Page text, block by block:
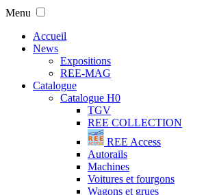
Menu
Accueil
News
Expositions
REE-MAG
Catalogue
Catalogue H0
TGV
REE COLLECTION
REE Access
Autorails
Machines
Voitures et fourgons
Wagons et grues